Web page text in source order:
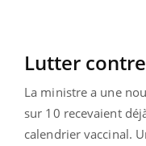
Lutter
La ministre a une
sur 10 recevaient
calendrier vaccinal.